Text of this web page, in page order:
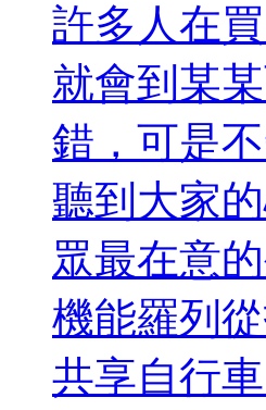
許多人在
就會到某
錯，可是
聽到大家
眾最在意
機能羅列
共享自行